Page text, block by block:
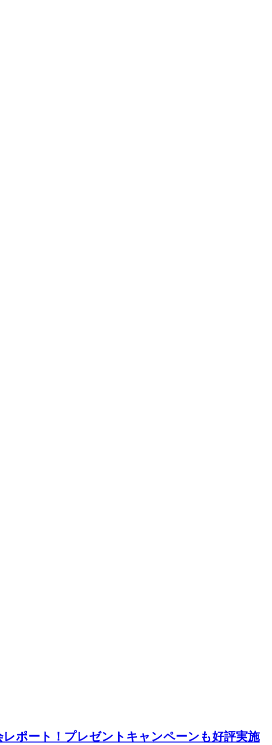
ポート！プレゼントキャンペーンも好評実施